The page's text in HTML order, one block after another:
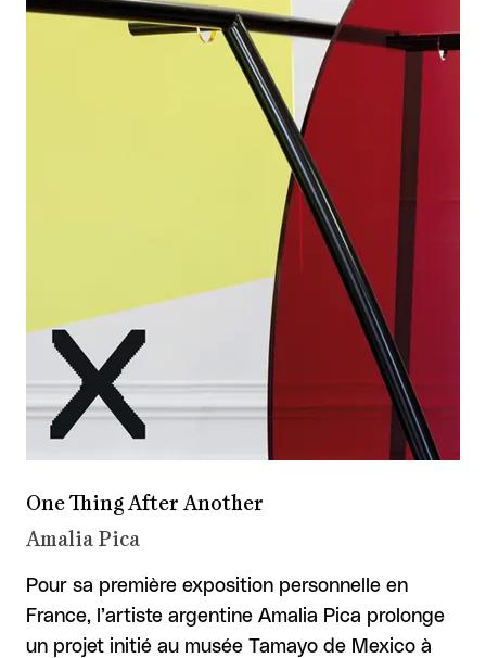
One Thing After Another
Amalia Pica
Pour sa première exposition personnelle en
France, l’artiste argentine Amalia Pica prolonge
un projet initié au musée Tamayo de Mexico à